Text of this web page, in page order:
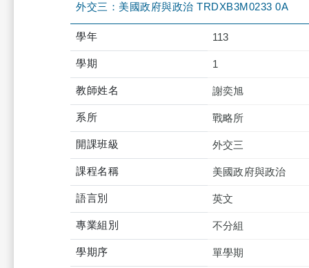
外交三：美國政府與政治 TRDXB3M0233 0A
學年 113
學期 1
教師姓名 謝奕旭
系所 戰略所
開課班級 外交三
課程名稱 美國政府與政治
語言別 英文
專業組別 不分組
學期序 單學期